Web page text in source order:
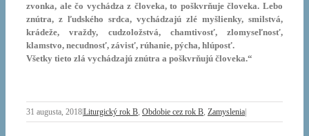
zvonka, ale čo vychádza z človeka, to poškvrňuje človeka. Lebo
znútra, z ľudského srdca, vychádzajú zlé myšlienky, smilstvá,
krádeže, vraždy, cudzoložstvá, chamtivosť, zlomyseľnosť,
klamstvo, necudnosť, závisť, rúhanie, pýcha, hlúposť.
Všetky tieto zlá vychádzajú znútra a poškvrňujú človeka.“
31 augusta, 2018Liturgický rok B, Obdobie cez rok B, Zamyslenia